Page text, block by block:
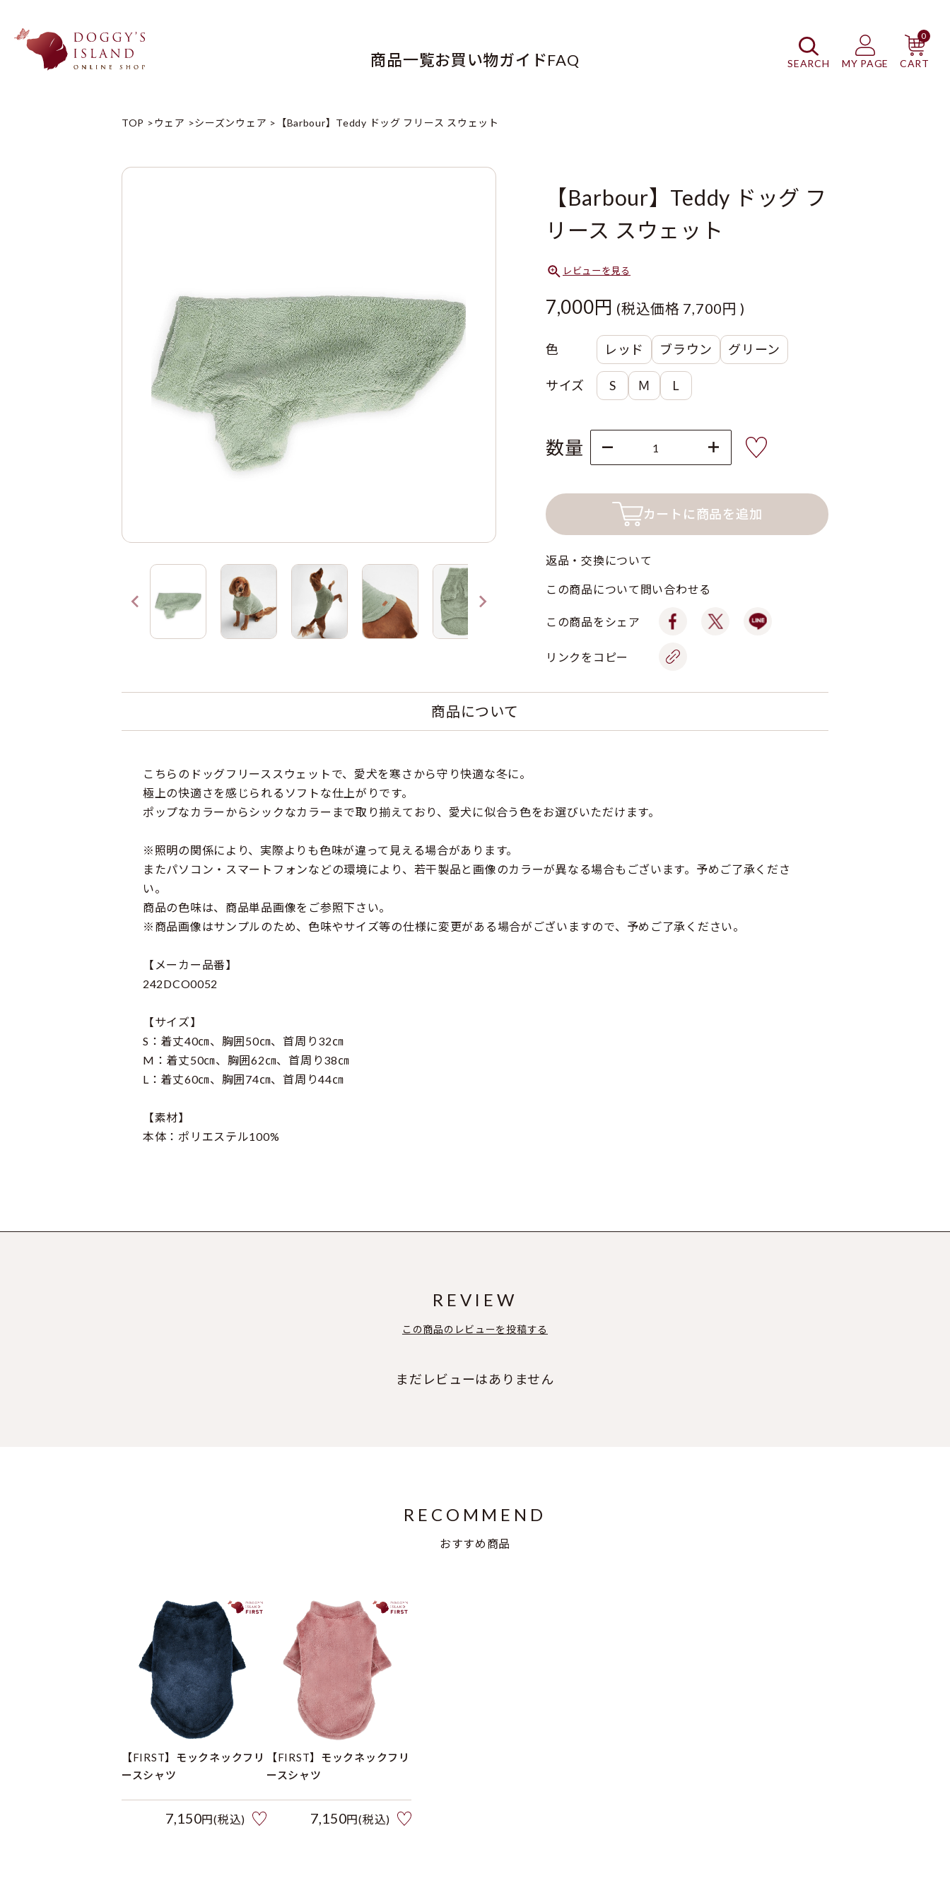
SEARCH MY PAGE CART
0
商品一覧お買い物ガイドFAQ
TOP ウェア シーズンウェア 【Barbour】Teddy ドッグ フリース スウェット
【Barbour】Teddy ドッグ フ
リース スウェット
レビューを見る
7,000円 (税込価格 7,700円 )
色 レッド ブラウン グリーン
サイズ S Ｍ L
数量
カートに商品を追加
返品・交換について
この商品について問い合わせる
この商品をシェア
リンクをコピー
商品について
こちらのドッグフリーススウェットで、愛犬を寒さから守り快適な冬に。
極上の快適さを感じられるソフトな仕上がりです。
ポップなカラーからシックなカラーまで取り揃えており、愛犬に似合う色をお選びいただけます。
※照明の関係により、実際よりも色味が違って見える場合があります。
またパソコン・スマートフォンなどの環境により、若干製品と画像のカラーが異なる場合もございます。予めご了承くださ
い。
商品の色味は、商品単品画像をご参照下さい。
※商品画像はサンプルのため、色味やサイズ等の仕様に変更がある場合がございますので、予めご了承ください。
【メーカー品番】
242DCO0052
【サイズ】
S：着丈40㎝、胸囲50㎝、首周り32㎝
M：着丈50㎝、胸囲62㎝、首周り38㎝
L：着丈60㎝、胸囲74㎝、首周り44㎝
【素材】
REVIEW
この商品のレビューを投稿する
まだレビューはありません
RECOMMEND
おすすめ商品
【FIRST】モックネックフリ
ースシャツ
7,150円(税込)
【FIRST】モックネックフリ
ースシャツ
7,150円(税込)